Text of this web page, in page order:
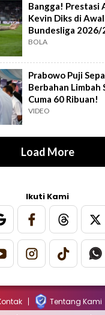
Bangga! Prestasi
Kevin Diks di
Bundesliga 2026/
BOLA
Prabowo Puji
Berbahan Limbah
Cuma 60 Ribuan!
VIDEO
Load More
Ikuti Kami
Tentang Kami